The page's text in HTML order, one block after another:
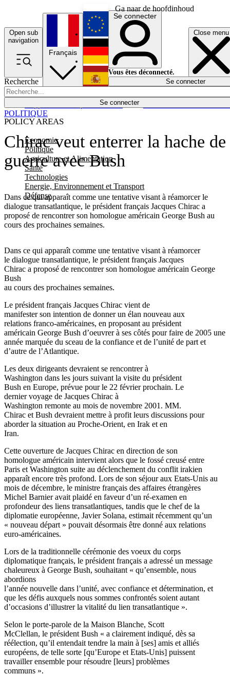
Ga naar de hoofdinhoud
Open sub
navigation
Close menu
Recherche
Se connecter
POLICY AREAS
Economie
Politique
Agriculture et Alimentation
Santé
Technologies
Energie, Environnement et Transport
Défense
Économie
Français
English
Deutsch
Español
Se connecter
Vous êtes déconnecté.
Se connecter
Chirac veut enterrer la hache de
guerre avec Bush
Dans ce qui apparaît comme une tentative visant à réamorcer le
dialogue transatlantique, le président français Jacques Chirac a
proposé de rencontrer son homologue américain George Bush au
cours des prochaines semaines.
POLITIQUE
Dans ce qui apparaît comme une tentative visant à réamorcer
le dialogue transatlantique, le président français Jacques
Chirac a proposé de rencontrer son homologue américain George
Bush
au cours des prochaines semaines.
Le président français Jacques Chirac vient de
manifester son intention de donner un élan nouveau aux
relations franco-américaines, en proposant au président
américain George Bush d’oeuvrer à ses côtés pour faire de 2005 une
année marquée du sceau de la confiance et de l’unité de part et
d’autre de l’Atlantique.
Les deux dirigeants devraient se rencontrer à
Washington dans les jours suivant la visite du président
Bush en Europe, prévue pour le 22 février prochain. Le
dernier voyage de Jacques Chirac à
Washington remonte au mois de novembre 2001. MM.
Chirac et Bush devraient mettre à profit leurs discussions pour
aborder la situation au Proche-Orient, en Irak et en
Iran.
Cette ouverture de Jacques Chirac en direction de son
homologue américain intervient alors que le fossé creusé entre
Paris et Washington suite au déclenchement du conflit irakien
apparaît encore très profond. Lors de son séjour aux Etats-Unis au
mois de décembre, le ministre français des affaires étrangères
Michel Barnier avait plaidé en faveur d’un ré-examen en
profondeur des liens transatlantiques, tandis que le chef de la
diplomatie européenne, Javier Solana, estimait récemment qu’un
« nouveau départ » pouvait désormais être donné aux relations
euro-américaines.
Lors de la traditionnelle cérémonie des voeux du corps
diplomatique français, le président français a adressé un message
chaleureux à George Bush, souhaitant « qu’ensemble, nous
abordions
l’année nouvelle dans l’unité, avec confiance et détermination, et
que les défis auxquels nous sommes confrontés soient autant
d’occasions d’illustrer la vitalité du lien transatlantique ».
Selon le porte-parole de la Maison Blanche, Scott
McClellan, le président Bush « a clairement indiqué, dès sa
réélection, qu’il entendait tendre la main à [ses] amis et alliés
européens, de telle sorte [qu’Europe et Etats-Unis] puissent
travailler ensemble pour résoudre [leurs] problèmes
communs ».